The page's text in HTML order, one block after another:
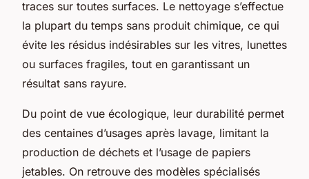
traces sur toutes surfaces. Le nettoyage s’effectue
la plupart du temps sans produit chimique, ce qui
évite les résidus indésirables sur les vitres, lunettes
ou surfaces fragiles, tout en garantissant un
résultat sans rayure.
Du point de vue écologique, leur durabilité permet
des centaines d’usages après lavage, limitant la
production de déchets et l’usage de papiers
jetables. On retrouve des modèles spécialisés